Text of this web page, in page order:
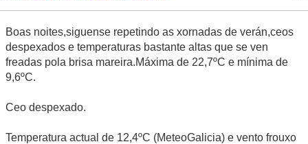
Boas noites,siguense repetindo as xornadas de verán,ceos
despexados e temperaturas bastante altas que se ven
freadas pola brisa mareira.Máxima de 22,7ºC e mínima de
9,6ºC.
Ceo despexado.
Temperatura actual de 12,4ºC (MeteoGalicia) e vento frouxo